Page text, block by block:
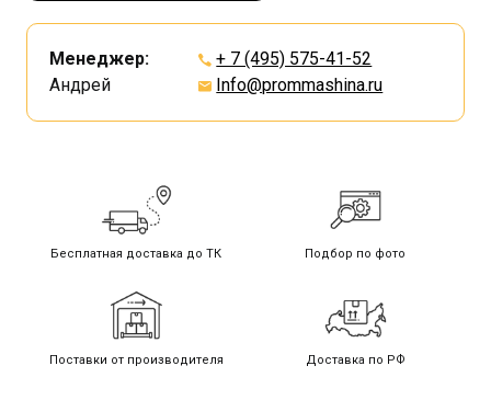
Менеджер:
Андрей
+ 7 (495) 575-41-52
Info@prommashina.ru
Бесплатная доставка до ТК Подбор по фото
Поставки от производителя Доставка по РФ